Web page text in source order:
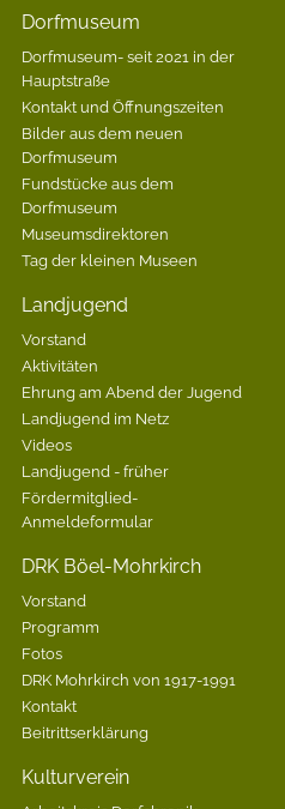
Dorfmuseum
Dorfmuseum- seit 2021 in der
Hauptstraße
Kontakt und Öffnungszeiten
Bilder aus dem neuen
Dorfmuseum
Fundstücke aus dem
Dorfmuseum
Museumsdirektoren
Tag der kleinen Museen
Landjugend
Vorstand
Aktivitäten
Ehrung am Abend der Jugend
Landjugend im Netz
Videos
Landjugend - früher
Fördermitglied-
Anmeldeformular
DRK Böel-Mohrkirch
Vorstand
Programm
Fotos
DRK Mohrkirch von 1917-1991
Kontakt
Beitrittserklärung
Kulturverein